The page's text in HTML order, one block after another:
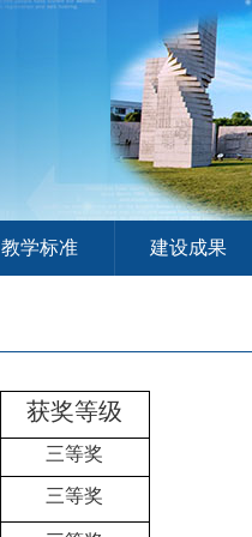
教学标准 建设成果
获奖等级
三等奖
三等奖